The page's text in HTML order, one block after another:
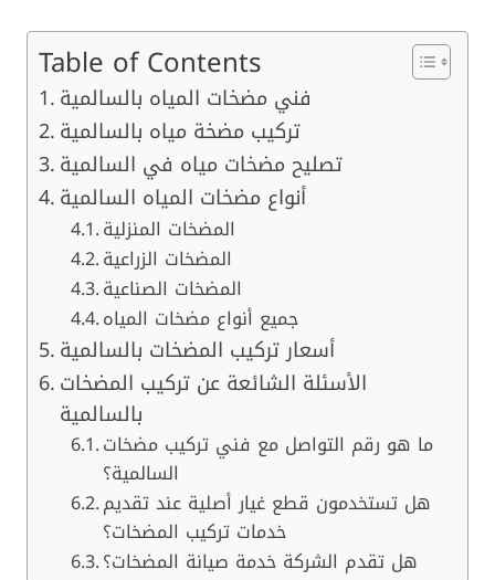
Table of Contents
فني مضخات المياه بالسالمية
تركيب مضخة مياه بالسالمية
تصليح مضخات مياه في السالمية
أنواع مضخات المياه السالمية
المضخات الزراعية
المضخات الصناعية
جميع أنواع مضخات المياه
أسعار تركيب المضخات بالسالمية
الأسئلة الشائعة عن تركيب المضخات
بالسالمية
ما هو رقم التواصل مع فني تركيب مضخات
السالمية؟
هل تستخدمون قطع غيار أصلية عند تقديم
خدمات تركيب المضخات؟
هل تقدم الشركة خدمة صيانة المضخات؟